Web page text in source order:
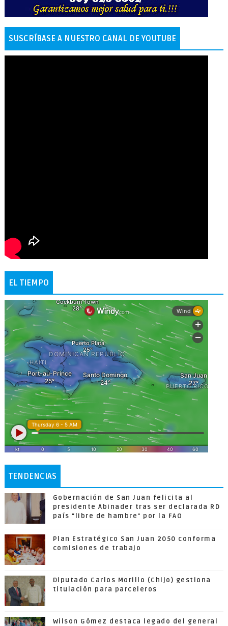
SUSCRÍBASE A NUESTRO CANAL DE YOUTUBE
EL TIEMPO
TENDENCIAS
Gobernación de San Juan felicita al
presidente Abinader tras ser declarada RD
país "libre de hambre" por la FAO
Plan Estratégico San Juan 2050 conforma
comisiones de trabajo
Diputado Carlos Morillo (Chijo) gestiona
titulación para parceleros
Wilson Gómez destaca legado del general